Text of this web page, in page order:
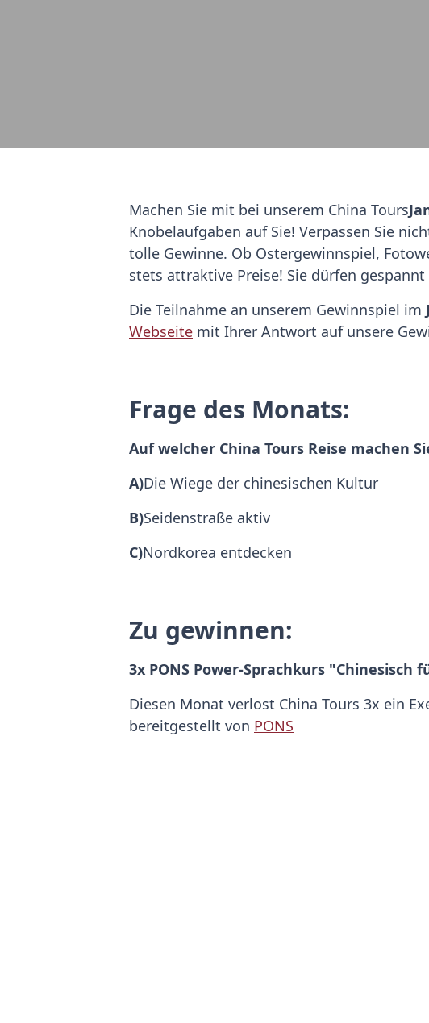
Machen Sie mit bei unserem China Tours
Knobelaufgaben auf Sie! Verpassen Sie
tolle Gewinne. Ob Ostergewinnspiel,
stets attraktive Preise! Sie dürfen gespannt
Die Teilnahme an unserem Gewinnspiel im
Webseite mit Ihrer Antwort auf unsere
Frage des Monats:
Auf welcher China Tours Reise machen
A)Die Wiege der chinesischen Kultur
B)Seidenstraße aktiv
C)Nordkorea entdecken
Zu gewinnen:
3x PONS Power-Sprachkurs "Chinesisch
Diesen Monat verlost China Tours 3x ein
bereitgestellt von PONS